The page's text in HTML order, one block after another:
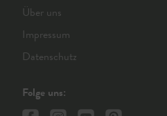
Über uns
Impressum
Datenschutz
Folge uns: